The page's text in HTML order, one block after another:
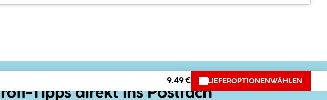
9.49 € LIEFEROPTIONEN WÄHLEN
Tipps direkt ins Postfach